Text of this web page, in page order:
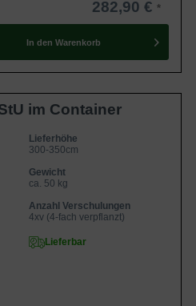
282,90 €
In den Warenkorb
im Container
Lieferhöhe
300-350cm
Gewicht
ca. 50 kg
Anzahl Verschulungen
4xv (4-fach verpflanzt)
Lieferbar